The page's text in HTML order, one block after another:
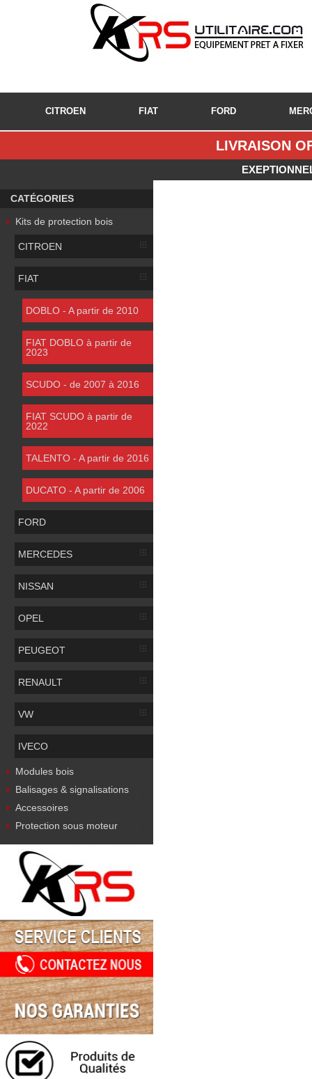
CITROEN FIAT FORD
LIVRAISON
CATÉGORIES
Kits de protection bois
CITROEN
FIAT
DOBLO - A partir de 2010
FIAT DOBLO à partir de
2023
SCUDO - de 2007 à 2016
FIAT SCUDO à partir de
2022
TALENTO - A partir de 2016
DUCATO - A partir de 2006
FORD
MERCEDES
NISSAN
OPEL
PEUGEOT
RENAULT
VW
IVECO
Modules bois
Balisages & signalisations
Accessoires
Protection sous moteur